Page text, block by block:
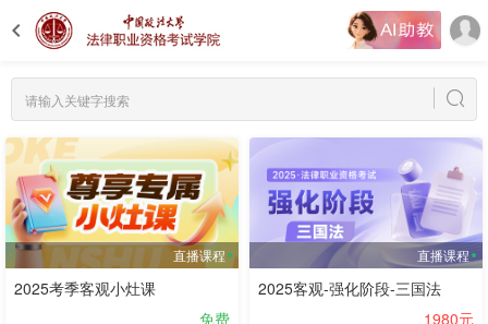
直播课程
2025考季客观小灶课
免费
直播课程
2025客观-强化阶段-三国法
1980元